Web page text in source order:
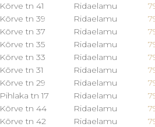
Kõrve tn 41 Ridaelamu
Kõrve tn 39 Ridaelamu
Kõrve tn 37 Ridaelamu
Kõrve tn 35 Ridaelamu
Kõrve tn 33 Ridaelamu
Kõrve tn 31 Ridaelamu
Kõrve tn 29 Ridaelamu
Pihlaka tn 17 Ridaelamu
Kõrve tn 44 Ridaelamu
Kõrve tn 42 Ridaelamu